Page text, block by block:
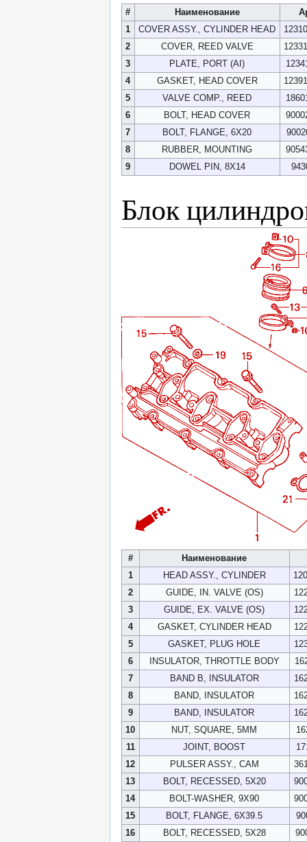
# Наименование
1
COVER ASSY., CYLINDER HEAD
2
COVER, REED VALVE
3
PLATE, PORT (AI)
4
GASKET, HEAD COVER
5
VALVE COMP., REED
6
BOLT, HEAD COVER
7
BOLT, FLANGE, 6X20
8
RUBBER, MOUNTING
9
DOWEL PIN, 8X14
Блок
#
Наименование
1
HEAD ASSY., CYLINDER
2
GUIDE, IN. VALVE (OS)
3
GUIDE, EX. VALVE (OS)
4
GASKET, CYLINDER HEAD
5
GASKET, PLUG HOLE
6
INSULATOR, THROTTLE BODY
7
BAND B, INSULATOR
8
BAND, INSULATOR
9
BAND, INSULATOR
10
NUT, SQUARE, 5MM
11
JOINT, BOOST
12
PULSER ASSY., CAM
13
BOLT, RECESSED, 5X20
14
BOLT-WASHER, 9X90
15
BOLT, FLANGE, 6X39.5
16
BOLT, RECESSED, 5X28